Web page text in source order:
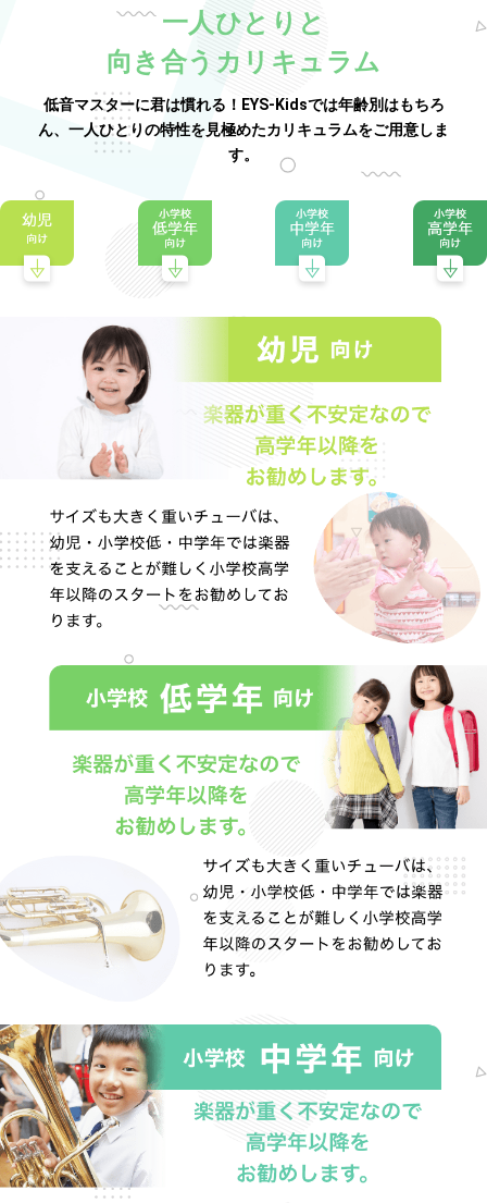
一人ひとりと
向き合うカリキュラム
低音マスターに君は慣れる！EYS-Kidsでは年齢別はもちろ
ん、一人ひとりの特性を見極めたカリキュラムをご用意しま
す。